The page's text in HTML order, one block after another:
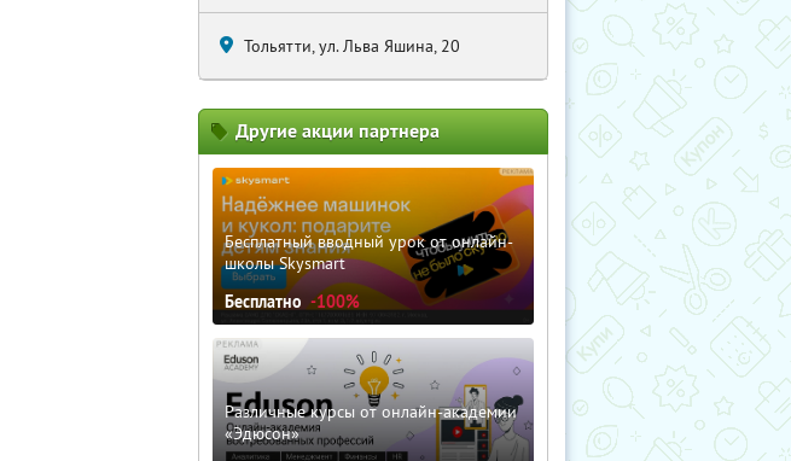
Тольятти, ул. Льва Яшина, 20
Другие акции партнера
Бесплатный вводный урок от онлайн-
школы Skysmart
Бесплатно -100%
Различные курсы от онлайн-академии
«Эдюсон»